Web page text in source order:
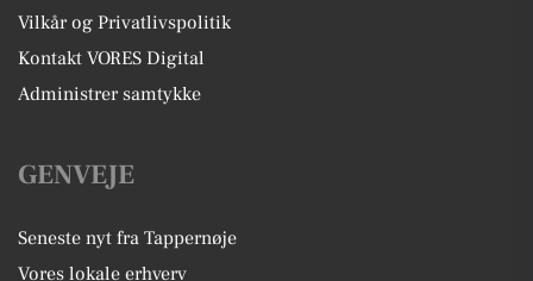
Vilkår og Privatlivspolitik
Kontakt VORES Digital
Administrer samtykke
GENVEJE
Seneste nyt fra Tappernøje
Vores lokale erhverv